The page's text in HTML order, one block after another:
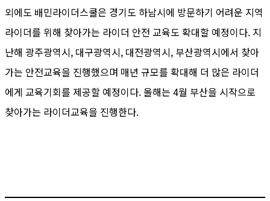
외에도 배민라이더스쿨은 경기도 하남시에 방문하기 어려운 지역
라이더를 위해 찾아가는 라이더 안전 교육도 확대할 예정이다. 지
난해 광주광역시, 대구광역시, 대전광역시, 부산광역시에서 찾아
가는 안전교육을 진행했으며 매년 규모를 확대해 더 많은 라이더
에게 교육기회를 제공할 예정이다. 올해는 4월 부산을 시작으로
찾아가는 라이더교육을 진행한다.